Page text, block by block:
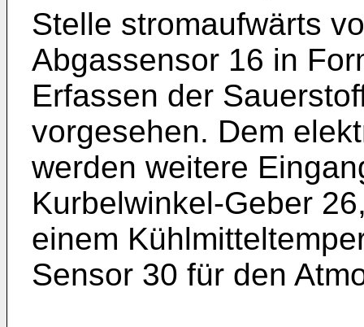
Stelle stromaufwärts
Abgassensor 16 in
Erfassen der
vorgesehen. Dem
werden weitere
Kurbelwinkel-Geber
einem
Sensor 30 für den